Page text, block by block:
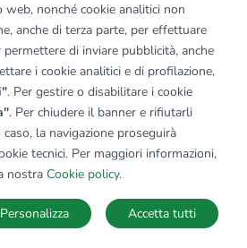
SALVA RICERCA
nonché cookie analitici non
anche di terza parte, per effettuare
di inviare pubblicità, anche
i cookie analitici e di profilazione,
. Per gestire o disabilitare i cookie
. Per chiudere il banner e rifiutarli
la navigazione proseguirà
tecnici. Per maggiori informazioni,
nostra Cookie policy.
Accetta tutti
Personalizza